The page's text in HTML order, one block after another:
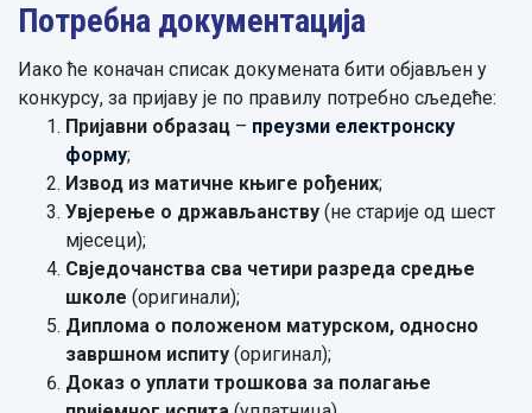
Потребна документација
Иако ће коначан списак докумената бити објављен у
конкурсу, за пријаву је по правилу потребно сљедеће:
Пријавни образац – преузми електронску
форму;
Извод из матичне књиге рођених;
Увјерење о држављанству (не старије од шест
мјесеци);
Свједочанства сва четири разреда средње
школе (оригинали);
Диплома о положеном матурском, односно
завршном испиту (оригинал);
Доказ о уплати трошкова за полагање